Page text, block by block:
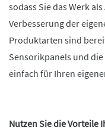
sodass Sie das Werk
Verbesserung der
Produktarten sind
Sensorikpanels und
einfach für Ihren
Nutzen Sie die Vorteile